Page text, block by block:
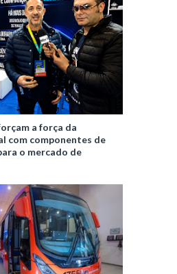
a força da
com componentes de
o mercado de